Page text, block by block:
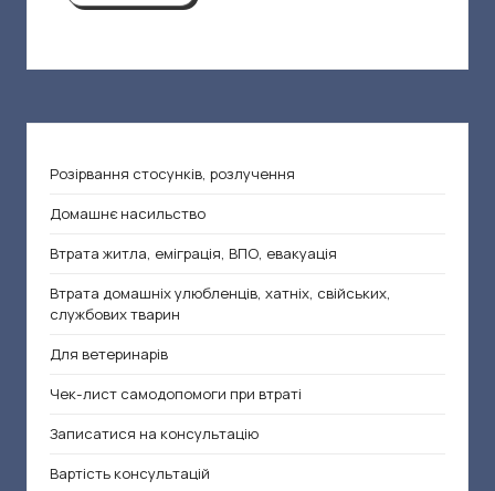
Розірвання стосунків, розлучення
Домашнє насильство
Втрата житла, еміграція, ВПО, евакуація
Втрата домашніх улюбленців, хатніх, свійських,
службових тварин
Для ветеринарів
Чек-лист самодопомоги при втраті
Записатися на консультацію
Вартість консультацій